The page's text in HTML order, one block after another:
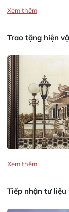
Xem thêm
Trao tặng hiện
Xem thêm
Tiếp nhận tư liệu